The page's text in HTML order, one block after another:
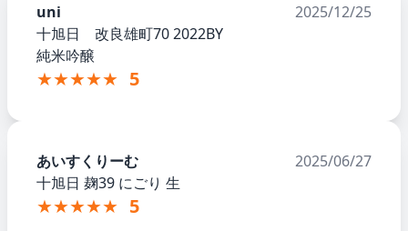
uni
2025/12/25
十旭日 改良雄町70 2022BY
純米吟醸
★★★★★ 5
あいすくりーむ
2025/06/27
十旭日 麹39 にごり 生
★★★★★ 5